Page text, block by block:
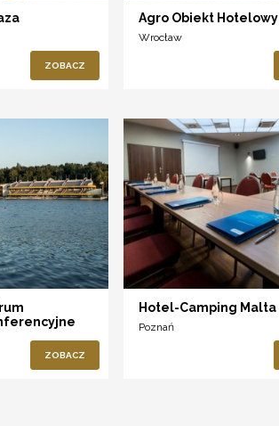
ZOBACZ
Agro Obiekt Hotelowy
Wrocław
ZOBACZ
Hotel-Camping Malta
Poznań